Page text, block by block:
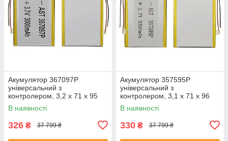
Акумулятор 367097P
універсальний з
контролером, 3,2 х 71 х 95
мм (3000 mAh)/Nomi Corsa
Tablet C070010/Nomi Corsa
В наявності
326 ₴ 37 799 ₴
Акумулятор 357595P
універсальний з
контролером, 3,1 х 71 х 96
мм (3000 mAh)/ для
смартфона, планшета
В наявності
330 ₴ 37 799 ₴